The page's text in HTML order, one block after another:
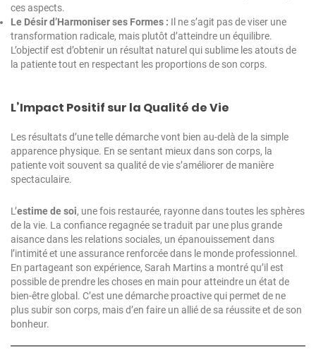
ces aspects.
Le Désir d’Harmoniser ses Formes : Il ne s’agit pas de viser une
transformation radicale, mais plutôt d’atteindre un équilibre.
L’objectif est d’obtenir un résultat naturel qui sublime les atouts de
la patiente tout en respectant les proportions de son corps.
L’Impact Positif sur la Qualité de Vie
Les résultats d’une telle démarche vont bien au-delà de la simple
apparence physique. En se sentant mieux dans son corps, la
patiente voit souvent sa qualité de vie s’améliorer de manière
spectaculaire.
L’estime de soi, une fois restaurée, rayonne dans toutes les sphères
de la vie. La confiance regagnée se traduit par une plus grande
aisance dans les relations sociales, un épanouissement dans
l’intimité et une assurance renforcée dans le monde professionnel.
En partageant son expérience, Sarah Martins a montré qu’il est
possible de prendre les choses en main pour atteindre un état de
bien-être global. C’est une démarche proactive qui permet de ne
plus subir son corps, mais d’en faire un allié de sa réussite et de son
bonheur.